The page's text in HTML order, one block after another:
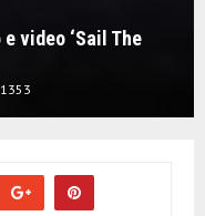
video ‘Sail The
1353